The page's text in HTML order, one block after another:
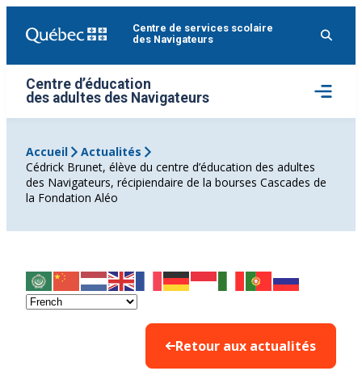
Centre de services scolaire
des Navigateurs
Centre d’éducation
des adultes des Navigateurs
Ouvrir
le
menu
Accueil
Actualités
Cédrick Brunet, élève du centre d’éducation des adultes
des Navigateurs, récipiendaire de la bourses Cascades de
la Fondation Aléo
Retour aux actualités